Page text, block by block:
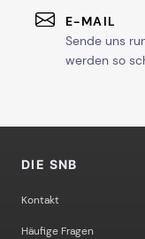
E-MAIL
Sende uns
werden so
DIE SNB
Kontakt
Häufige Fragen